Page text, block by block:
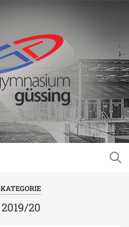
KATEGORIE
2019/20